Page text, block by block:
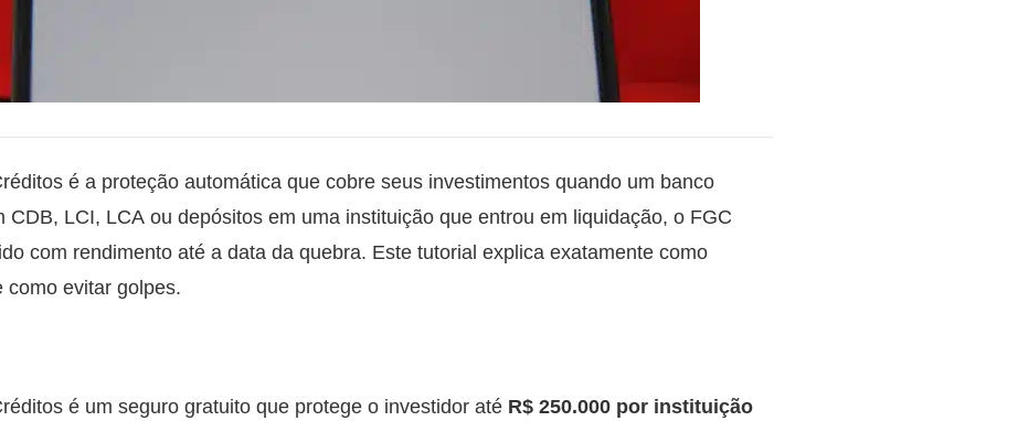
é a proteção automática que cobre seus investimentos quando um banco
CDB, LCI, LCA ou depósitos em uma instituição que entrou em liquidação, o FGC
com rendimento até a data da quebra. Este tutorial explica exatamente como
evitar golpes.
é um seguro gratuito que protege o investidor até R$ 250.000 por instituição